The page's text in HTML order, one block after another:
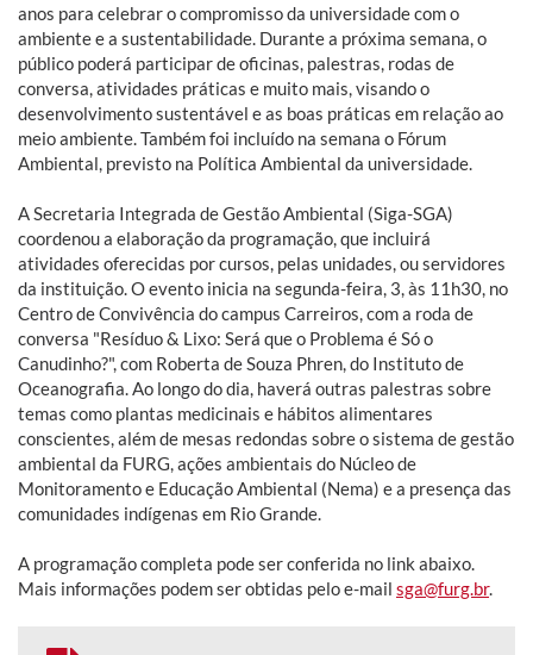
anos para celebrar o compromisso da universidade com o
ambiente e a sustentabilidade. Durante a próxima semana, o
público poderá participar de oficinas, palestras, rodas de
conversa, atividades práticas e muito mais, visando o
desenvolvimento sustentável e as boas práticas em relação ao
meio ambiente. Também foi incluído na semana o Fórum
Ambiental, previsto na Política Ambiental da universidade.
A Secretaria Integrada de Gestão Ambiental (Siga-SGA)
coordenou a elaboração da programação, que incluirá
atividades oferecidas por cursos, pelas unidades, ou servidores
da instituição. O evento inicia na segunda-feira, 3, às 11h30, no
Centro de Convivência do campus Carreiros, com a roda de
conversa "Resíduo & Lixo: Será que o Problema é Só o
Canudinho?", com Roberta de Souza Phren, do Instituto de
Oceanografia. Ao longo do dia, haverá outras palestras sobre
temas como plantas medicinais e hábitos alimentares
conscientes, além de mesas redondas sobre o sistema de gestão
ambiental da FURG, ações ambientais do Núcleo de
Monitoramento e Educação Ambiental (Nema) e a presença das
comunidades indígenas em Rio Grande.
A programação completa pode ser conferida no link abaixo.
Mais informações podem ser obtidas pelo e-mail sga@furg.br.